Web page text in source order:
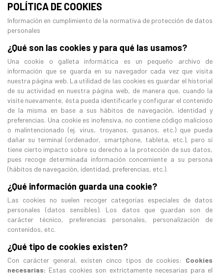
POLÍTICA DE COOKIES
Información en cumplimiento de la normativa de protección de datos
personales
¿Qué son las cookies y para qué las usamos?
Una cookie o galleta informática es un pequeño archivo de
información que se guarda en su navegador cada vez que visita
nuestra página web. La utilidad de las cookies es guardar el historial
de su actividad en nuestra página web, de manera que, cuando la
visite nuevamente, ésta pueda identificarle y configurar el contenido
de la misma en base a sus hábitos de navegación, identidad y
preferencias. Una cookie es inofensiva, no contiene código malicioso
o malintencionado (ej. virus, troyanos, gusanos, etc.) que pueda
dañar su terminal (ordenador, smartphone, tableta, etc.), pero sí
tiene cierto impacto sobre su derecho a la protección de sus datos,
pues recoge determinada información concerniente a su persona
(hábitos de navegación, identidad, preferencias, etc.).
¿Qué información guarda una cookie?
Las cookies no suelen recoger categorías especiales de datos
personales (datos sensibles). Los datos que guardan son de
carácter técnico, preferencias personales, personalización de
contenidos, etc.
¿Qué tipo de cookies existen?
Con carácter general, existen cinco tipos de cookies: Cookies
necesarias: Estas cookies son extrictamente necesarias para el